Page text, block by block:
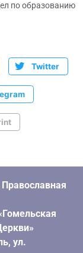
по образованию
Twitter
ул.